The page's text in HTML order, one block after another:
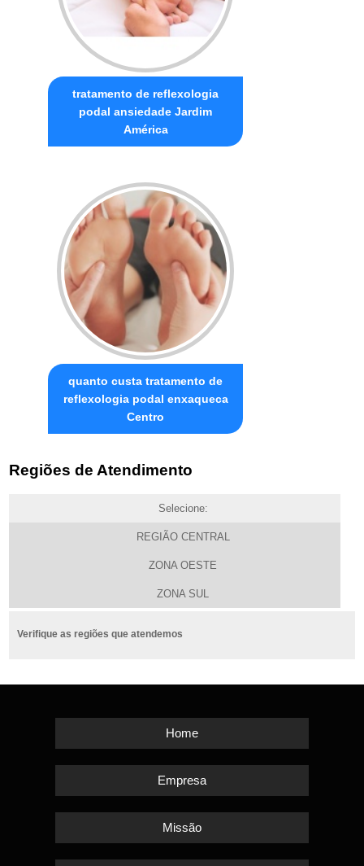
tratamento de reflexologia
podal ansiedade Jardim
América
quanto custa tratamento de
reflexologia podal enxaqueca
Centro
Regiões de Atendimento
Selecione:
REGIÃO CENTRAL
ZONA OESTE
ZONA SUL
Verifique as regiões que atendemos
Home
Empresa
Missão